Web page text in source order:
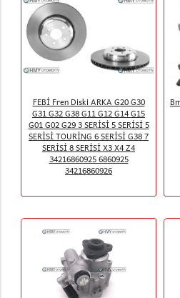
FEBİ Fren Diski ARKA G20 G30
G31 G32 G38 G11 G12 G14 G15
G01 G02 G29 3 SERİSİ 5 SERİSİ 5
SERİSİ TOURİNG 6 SERİSİ G38 7
SERİSİ 8 SERİSİ X3 X4 Z4
34216860925 6860925
34216860926